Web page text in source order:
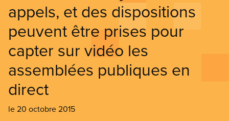
appels, et des dispositions
peuvent être prises pour
capter sur vidéo les
assemblées publiques en
direct
le 20 octobre 2015